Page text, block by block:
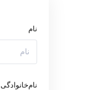
نام
نام‌خانوادگی